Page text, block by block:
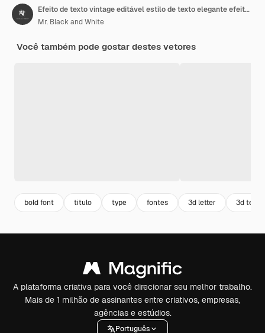
Efeito de texto vintage editável estilo de texto elegante efeito de texto 3D editável estilo vintage
Mr. Black and White
Você também pode gostar destes vetores
bold font titulo type fontes 3d letter 3d texto
A plataforma criativa para você direcionar seu melhor trabalho.
Mais de 1 milhão de assinantes entre criativos, empresas,
agências e estúdios.
Português